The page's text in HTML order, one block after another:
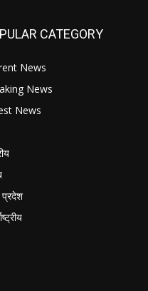
CATEGORY
News
News
News
प्रदेश